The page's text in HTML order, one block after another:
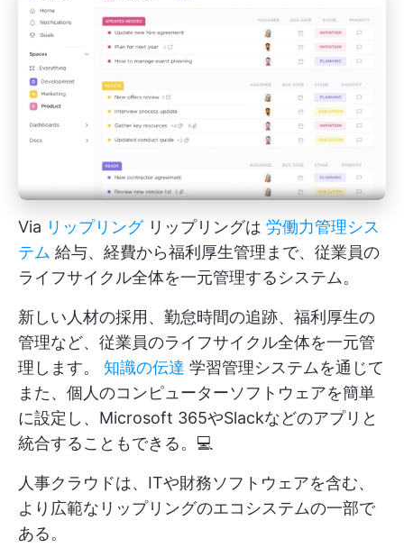
Via リップリングリップリングは 労働力管理シス
テム 給与、経費から福利厚生管理まで、従業員の
ライフサイクル全体を一元管理するシステム。
新しい人材の採用、勤怠時間の追跡、福利厚生の
管理など、従業員のライフサイクル全体を一元管
理します。 知識の伝達 学習管理システムを通じて
また、個人のコンピューターソフトウェアを簡単
に設定し、Microsoft 365やSlackなどのアプリと
統合することもできる。💻
人事クラウドは、ITや財務ソフトウェアを含む、
より広範なリップリングのエコシステムの一部で
ある。